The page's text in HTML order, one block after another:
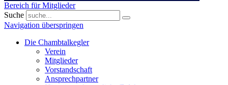
Bereich für Mitglieder
Suche
Navigation überspringen
Die Chambtalkegler
Verein
Mitglieder
Vorstandschaft
Ansprechpartner